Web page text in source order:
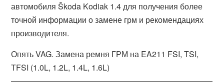
автомобиля Škoda Kodiak 1.4 для получения более
точной информации о замене грм и рекомендациях
производителя.
Опять VAG. Замена ремня ГРМ на EA211 FSI, TSI,
TFSI (1.0L, 1.2L, 1.4L, 1.6L)